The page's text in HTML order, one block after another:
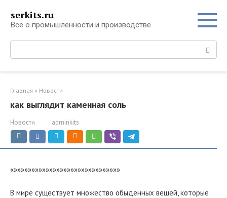
контенту
serkits.ru
Все о промышленности и производстве
Поиск:
Главная » Новости
как выглядит каменная соль
Новости adminkits
«»»»»»»»»»»»»»»»»»»»»»»»»»»»»»»
В мире существует множество обыденных вещей, которые